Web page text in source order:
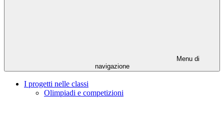
Menu di
navigazione
I progetti nelle classi
Olimpiadi e competizioni